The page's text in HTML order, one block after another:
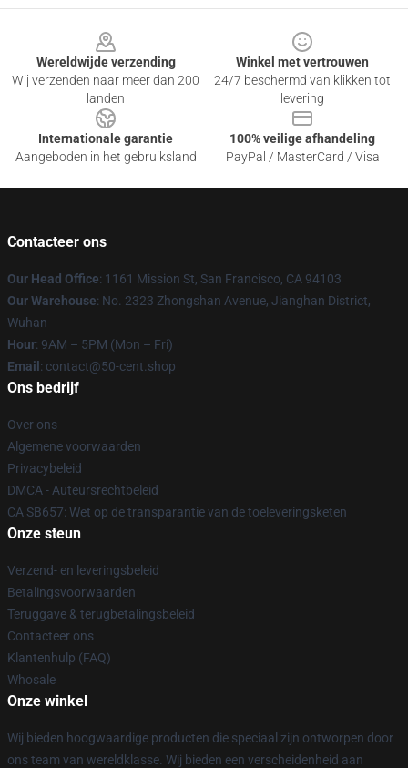
Wereldwijde verzending
Wij verzenden naar meer dan 200
landen
Winkel met vertrouwen
24/7 beschermd van klikken tot
levering
Internationale garantie
Aangeboden in het gebruiksland
100% veilige afhandeling
PayPal / MasterCard / Visa
Contacteer ons
Our Head Office: 1161 Mission St, San Francisco, CA 94103
Our Warehouse: No. 2323 Zhongshan Avenue, Jianghan District,
Wuhan
Hour: 9AM – 5PM (Mon – Fri)
Email : contact@50-cent.shop
Ons bedrijf
Over ons
Algemene voorwaarden
Privacybeleid
DMCA - Auteursrechtbeleid
CA SB657: Wet op de transparantie van de toeleveringsketen
Onze steun
Verzend- en leveringsbeleid
Betalingsvoorwaarden
Teruggave & terugbetalingsbeleid
Contacteer ons
Klantenhulp (FAQ)
Whosale
Onze winkel
Wij bieden hoogwaardige producten die speciaal zijn ontworpen door
ons team van wereldklasse. Wij bieden een verscheidenheid aan